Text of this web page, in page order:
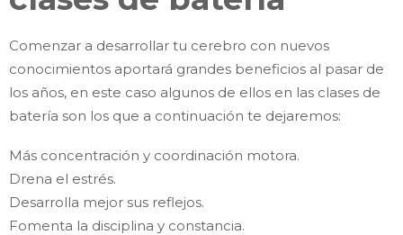
Comenzar a desarrollar tu cerebro con nuevos
conocimientos aportará grandes beneficios al pasar de
los años, en este caso algunos de ellos en las clases de
batería son los que a continuación te dejaremos:
Más concentración y coordinación motora.
Drena el estrés.
Desarrolla mejor sus reflejos.
Fomenta la disciplina y constancia.